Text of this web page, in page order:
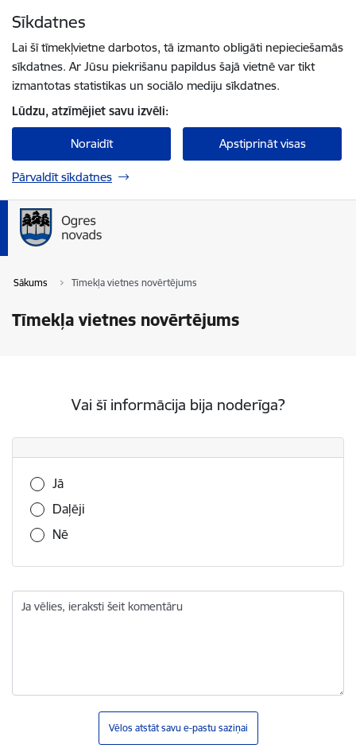
Sīkdatnes
Lai šī tīmekļvietne darbotos, tā izmanto obligāti nepieciešamās
sīkdatnes. Ar Jūsu piekrišanu papildus šajā vietnē var tikt
izmantotas statistikas un sociālo mediju sīkdatnes.
Lūdzu, atzīmējiet savu izvēli:
Noraidīt Apstiprināt visas
Pārvaldīt sīkdatnes
Sākums Tīmekļa vietnes novērtējums
Tīmekļa vietnes novērtējums
Vai šī informācija bija noderīga?
Vai šī informācija bija noderīga?
Jā
Daļēji
Nē
Ja vēlies, ieraksti šeit komentāru
Vēlos atstāt savu e-pastu saziņai